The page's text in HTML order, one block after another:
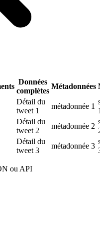
Données
complètes
Métadonnées
Détail du
tweet 1
métadonnée 1
Détail du
tweet 2
métadonnée 2
Détail du
tweet 3
métadonnée 3
ou API